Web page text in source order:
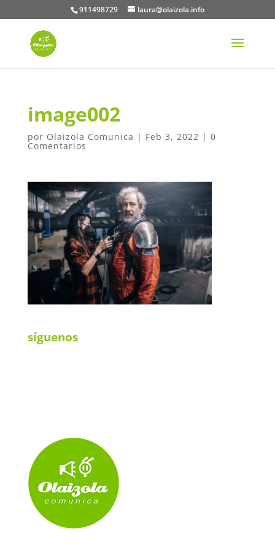
911498729 laura@olaizola.info
image002
por Olaizola Comunica | Feb 3, 2022 | 0
Comentarios
síguenos